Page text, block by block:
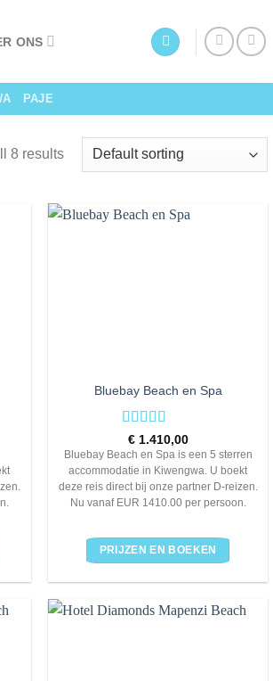
ONS
PAJE
8 results
Bluebay Beach en Spa
Rated5out
of 5
€1.410,00
Bluebay Beach en Spa is een 5 sterren
accommodatie in Kiwengwa. U boekt
deze reis direct bij onze partner D-reizen.
Nu vanaf EUR 1410.00 per persoon.
PRIJZEN EN BOEKEN